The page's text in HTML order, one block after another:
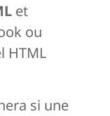
et
ou
HTML
si une